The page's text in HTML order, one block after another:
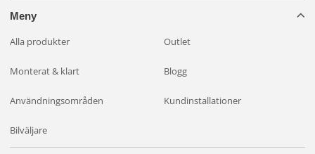
Meny
Alla produkter Outlet
Monterat & klart Blogg
Användningsområden Kundinstallationer
Bilväljare